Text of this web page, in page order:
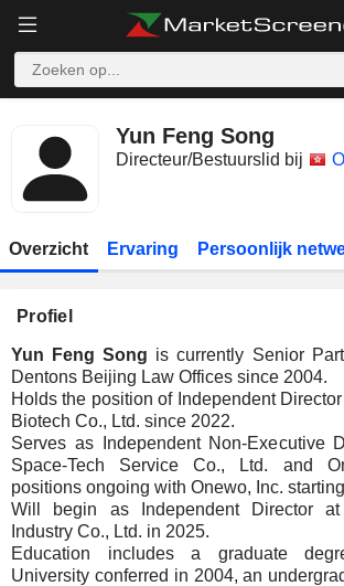
Yun Feng Song
Directeur/Bestuurslid bij
Overzicht Ervaring Persoonlijk
Profiel
Yun Feng Song is currently Senior
Dentons Beijing Law Offices since 2004.
Holds the position of Independent
Biotech Co., Ltd. since 2022.
Serves as Independent Non-Executive
Space-Tech Service Co., Ltd. and
positions ongoing with Onewo, Inc.
Will begin as Independent Director
Industry Co., Ltd. in 2025.
Education includes a graduate
University conferred in 2004, an